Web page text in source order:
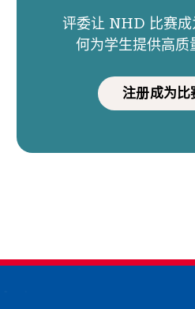
评委让 NHD 比赛成
何为学生提供高质
注册成为比